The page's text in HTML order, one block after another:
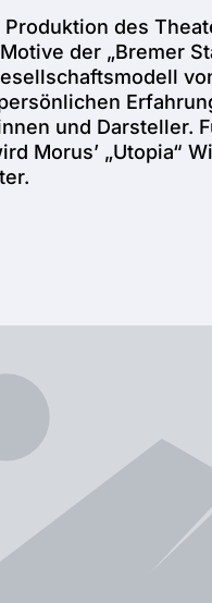
Produktion des
der „Bremer
und Darsteller.
Morus’ „Utopia“